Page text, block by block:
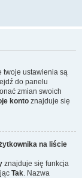
twoje ustawienia są
do panelu
zmian swoich
konto znajduje się
na liście
znajduje się funkcja
Tak. Nazwa